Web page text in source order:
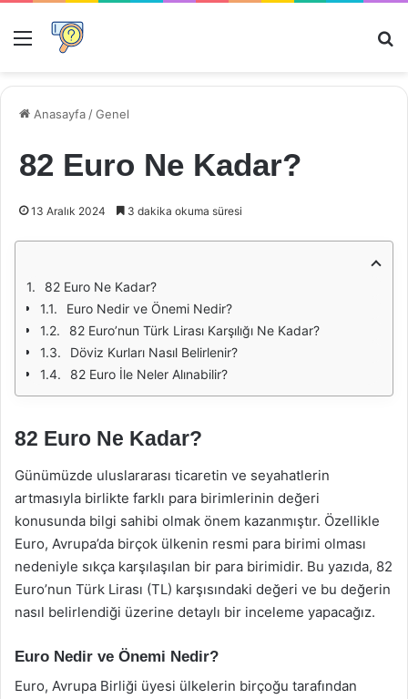
Menü
Anasayfa /Genel
82 Euro Ne Kadar?
13 Aralık 2024 3 dakika okuma süresi
82 Euro Ne Kadar?
Euro Nedir ve Önemi Nedir?
82 Euro’nun Türk Lirası Karşılığı Ne Kadar?
Döviz Kurları Nasıl Belirlenir?
82 Euro İle Neler Alınabilir?
82 Euro Ne Kadar?
Günümüzde uluslararası ticaretin ve seyahatlerin
artmasıyla birlikte farklı para birimlerinin değeri
konusunda bilgi sahibi olmak önem kazanmıştır. Özellikle
Euro, Avrupa’da birçok ülkenin resmi para birimi olması
nedeniyle sıkça karşılaşılan bir para birimidir. Bu yazıda, 82
Euro’nun Türk Lirası (TL) karşısındaki değeri ve bu değerin
nasıl belirlendiği üzerine detaylı bir inceleme yapacağız.
Euro Nedir ve Önemi Nedir?
Euro, Avrupa Birliği üyesi ülkelerin birçoğu tarafından